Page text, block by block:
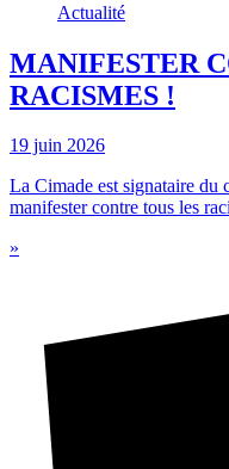
Actualité
MANIFESTER
RACISMES !
19 juin 2026
La Cimade est signataire du
manifester contre tous les
»